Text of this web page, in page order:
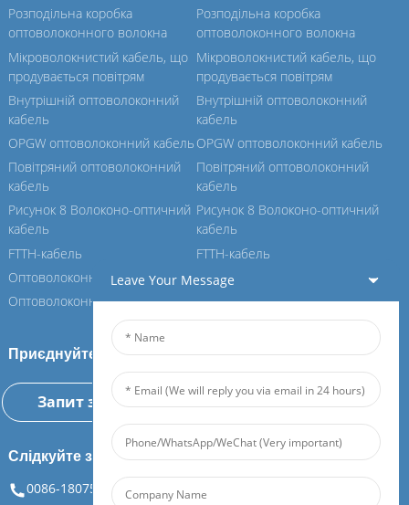
Розподільна коробка
оптоволоконного волокна
Мікроволокнистий кабель, що
продувається повітрям
Внутрішній оптоволоконний
кабель
OPGW оптоволоконний кабель
Повітряний оптоволоконний
кабель
Рисунок 8 Волоконо-оптичний
кабель
FTTH-кабель
Оптоволоконний кабель ASU
Оптоволоконний кабель ADSS
Розподільна коробка
оптоволоконного волокна
Мікроволокнистий кабель, що
продувається повітрям
Внутрішній оптоволоконний
кабель
OPGW оптоволоконний кабель
Повітряний оптоволоконний
кабель
Рисунок 8 Волоконо-оптичний
кабель
FTTH-кабель
Оптоволоконний кабель ASU
Оптоволоконний кабель ADSS
Приєднуйтесь до нашого Фейбора
Запит зараз
Слідкуйте за нами
0086-18075108880 info@feiboer.com.cn
Leave Your Message